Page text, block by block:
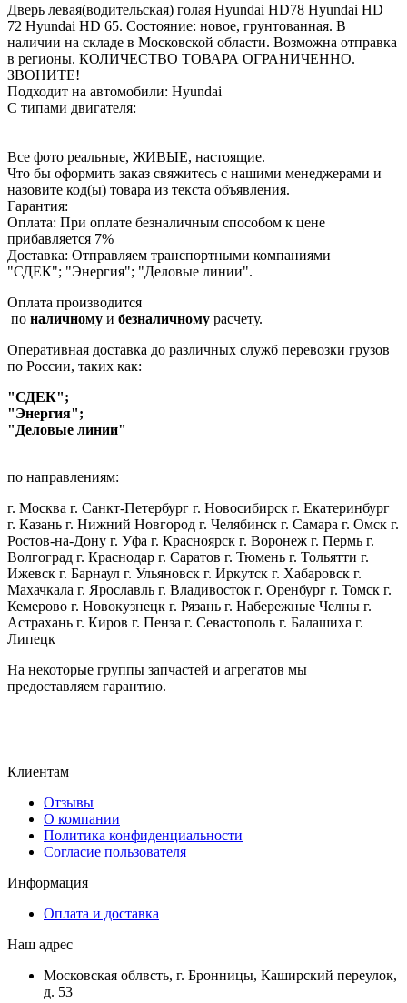
Дверь левая(водительская) голая Hyundai HD78 Hyundai HD
72 Hyundai HD 65. Состояние: новое, грунтованная. В
наличии на складе в Московской области. Возможна отправка
в регионы. КОЛИЧЕСТВО ТОВАРА ОГРАНИЧЕННО.
ЗВОНИТЕ!
Подходит на автомобили: Hyundai
С типами двигателя:
Все фото реальные, ЖИВЫЕ, настоящие.
Что бы оформить заказ свяжитесь с нашими менеджерами и
назовите код(ы) товара из текста объявления.
Гарантия:
Оплата: При оплате безналичным способом к цене
прибавляется 7%
Доставка: Отправляем транспортными компаниями
"СДЕК"; "Энергия"; "Деловые линии".
Оплата производится
по наличному и безналичному расчету.
Оперативная доставка до различных служб перевозки грузов
по России, таких как:
"СДЕК";
"Энергия";
"Деловые линии"
по направлениям:
г. Москва г. Санкт-Петербург г. Новосибирск г. Екатеринбург
г. Казань г. Нижний Новгород г. Челябинск г. Самара г. Омск г.
Ростов-на-Дону г. Уфа г. Красноярск г. Воронеж г. Пермь г.
Волгоград г. Краснодар г. Саратов г. Тюмень г. Тольятти г.
Ижевск г. Барнаул г. Ульяновск г. Иркутск г. Хабаровск г.
Махачкала г. Ярославль г. Владивосток г. Оренбург г. Томск г.
Кемерово г. Новокузнецк г. Рязань г. Набережные Челны г.
Астрахань г. Киров г. Пенза г. Севастополь г. Балашиха г.
Липецк
На некоторые группы запчастей и агрегатов мы
предоставляем гарантию.
Клиентам
Отзывы
О компании
Политика конфиденциальности
Согласие пользователя
Информация
Оплата и доставка
Наш адрес
Московская облвсть, г. Бронницы, Каширский переулок,
д. 53